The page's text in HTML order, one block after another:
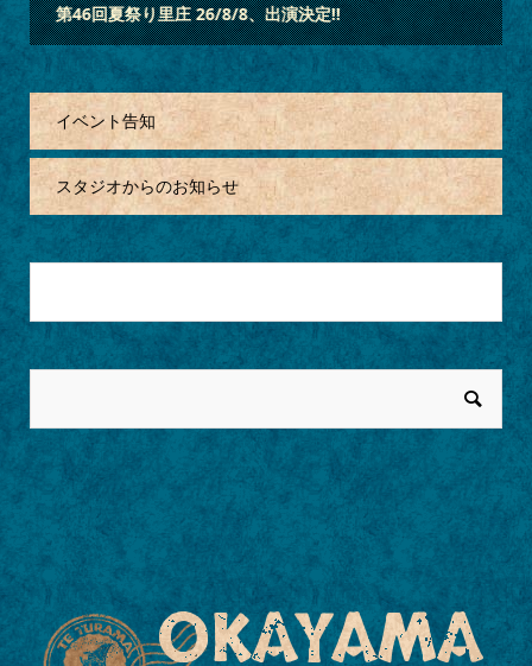
「蓮昌寺夏祭り」 26/7/18、出演決定‼
イベント告知
スタジオからのお知らせ
OKAYAMA